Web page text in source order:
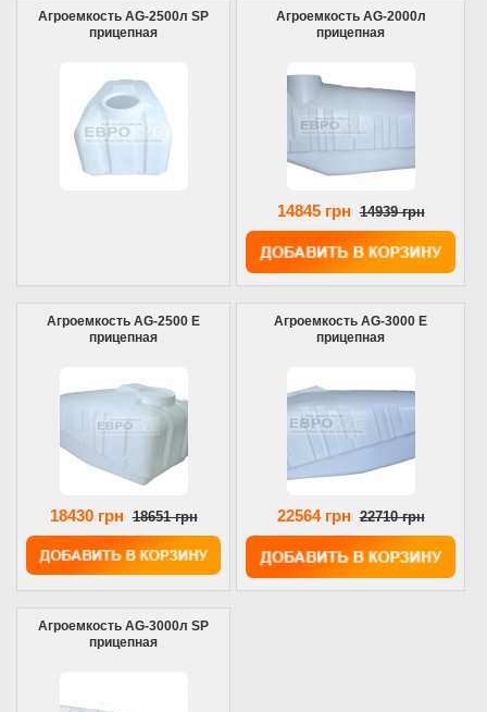
Агроемкость AG-2500л SP
прицепная
Агроемкость AG-2000л
прицепная
14845 грн 14939 грн
Агроемкость AG-2500 E
прицепная
18430 грн 18651 грн
Агроемкость AG-3000 E
прицепная
22564 грн 22710 грн
Агроемкость AG-3000л SP
прицепная